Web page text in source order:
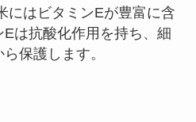
にはビタミンEが豊富に含
は抗酸化作用を持ち、細
保護します。